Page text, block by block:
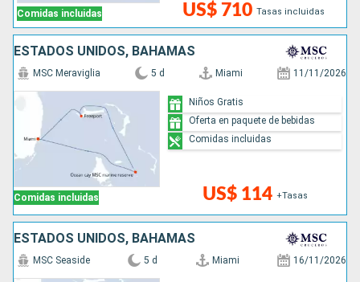
Comidas incluidas US$ 710 Tasas incluidas
ESTADOS UNIDOS, BAHAMAS
Comidas incluidas
MSC Meraviglia 5 d Miami 11/11/2026
US$ 114 +Tasas
Niños Gratis
Oferta en paquete de bebidas
Comidas incluidas
ESTADOS UNIDOS, BAHAMAS
MSC Seaside 5 d Miami 16/11/2026